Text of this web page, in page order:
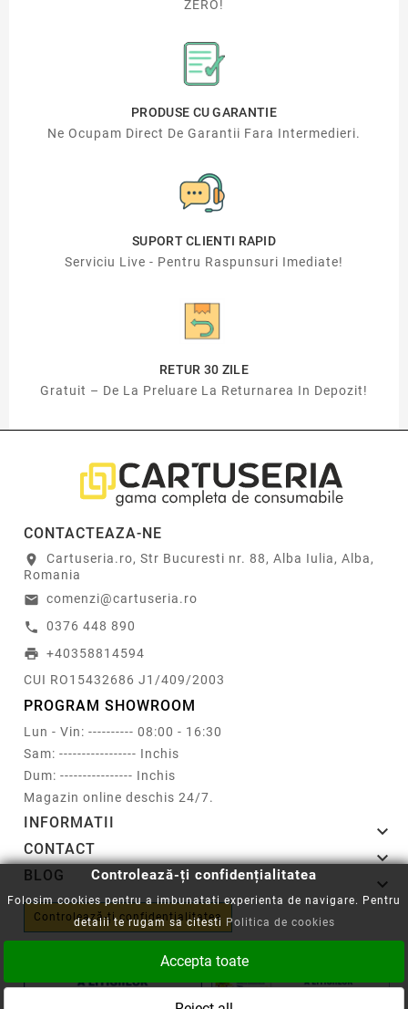
ZERO!
PRODUSE CU GARANTIE
Ne Ocupam Direct De Garantii Fara Intermedieri.
SUPORT CLIENTI RAPID
Serviciu Live - Pentru Raspunsuri Imediate!
RETUR 30 ZILE
Gratuit – De La Preluare La Returnarea In Depozit!
CONTACTEAZA-NE
location_on
Cartuseria.ro, Str Bucuresti nr. 88, Alba Iulia, Alba,
Romania
email comenzi@cartuseria.ro
call 0376 448 890
print +40358814594
CUI RO15432686 J1/409/2003
PROGRAM SHOWROOM
Lun - Vin: ---------- 08:00 - 16:30
Sam: ----------------- Inchis
Dum: ---------------- Inchis
Magazin online deschis 24/7.
INFORMATII 
CONTACT 
BLOG 
Controlează-ți confidențialitatea
Controlează-ți confidențialitatea
Folosim cookies pentru a imbunatati experienta de navigare. Pentru
detalii te rugam sa citesti Politica de cookies
Accepta toate